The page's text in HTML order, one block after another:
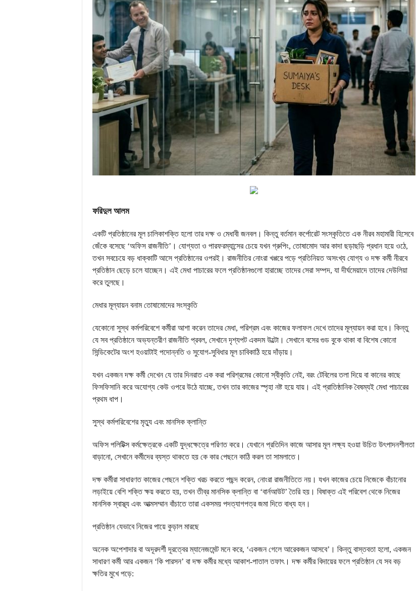
ফরিদুল আলম
একটি প্রতিষ্ঠানের মূল চালিকাশক্তি হলো তার দক্ষ ও মেধাবী জনবল। কিন্তু বর্তমান কর্পোরেট সংস্কৃতিতে এক নীরব মহামারী হিসেবে
জেঁকে বসেছে ‘অফিস রাজনীতি’। যোগ্যতা ও পারফরম্যান্সের চেয়ে যখন গ্রুপিং, তোষামোদ আর কাদা ছড়াছড়ি প্রধান হয়ে ওঠে,
তখন সবচেয়ে বড় ধাক্কাটি আসে প্রতিষ্ঠানের ওপরই। রাজনীতির নোংরা খপ্পরে পড়ে প্রতিনিয়ত অসংখ্য যোগ্য ও দক্ষ কর্মী নীরবে
প্রতিষ্ঠান ছেড়ে চলে যাচ্ছেন। এই মেধা পাচারের ফলে প্রতিষ্ঠানগুলো হারাচ্ছে তাদের সেরা সম্পদ, যা দীর্ঘমেয়াদে তাদের দেউলিয়া
করে তুলছে।
মেধার মূল্যায়ন বনাম তোষামোদের সংস্কৃতি
যেকোনো সুস্থ কর্মপরিবেশে কর্মীরা আশা করেন তাদের মেধা, পরিশ্রম এবং কাজের ফলাফল দেখে তাদের মূল্যায়ন করা হবে। কিন্তু
যে সব প্রতিষ্ঠানে অভ্যন্তরীণ রাজনীতি প্রবল, সেখানে দৃশ্যপট একদম উল্টো। সেখানে বসের গুড বুকে থাকা বা বিশেষ কোনো
সিন্ডিকেটের অংশ হওয়াটাই পদোন্নতি ও সুযোগ-সুবিধার মূল চাবিকাঠি হয়ে দাঁড়ায়।
যখন একজন দক্ষ কর্মী দেখেন যে তার দিনরাত এক করা পরিশ্রমের কোনো স্বীকৃতি নেই, বরং টেবিলের তলা দিয়ে বা কানের কাছে
ফিসফিসানি করে অযোগ্য কেউ ওপরে উঠে যাচ্ছে, তখন তার কাজের স্পৃহা নষ্ট হয়ে যায়। এই প্রাতিষ্ঠানিক বৈষম্যই মেধা পাচারের
প্রথম ধাপ।
সুস্থ কর্মপরিবেশের মৃত্যু এবং মানসিক ক্লান্তি
অফিস পলিটিক্স কর্মক্ষেত্রকে একটি যুদ্ধক্ষেত্রে পরিণত করে। যেখানে প্রতিদিন কাজে আসার মূল লক্ষ্য হওয়া উচিত উৎপাদনশীলতা
বাড়ানো, সেখানে কর্মীদের ব্যস্ত থাকতে হয় কে কার পেছনে কাঠি করল তা সামলাতে।
দক্ষ কর্মীরা সাধারণত কাজের পেছনে শক্তি খরচ করতে পছন্দ করেন, নোংরা রাজনীতিতে নয়। যখন কাজের চেয়ে নিজেকে বাঁচানোর
লড়াইয়ে বেশি শক্তি ক্ষয় করতে হয়, তখন তীব্র মানসিক ক্লান্তি বা ‘বার্নআউট’ তৈরি হয়। বিষাক্ত এই পরিবেশ থেকে নিজের
মানসিক স্বাস্থ্য এবং আত্মসম্মান বাঁচাতে তারা একসময় পদত্যাগপত্র জমা দিতে বাধ্য হন।
প্রতিষ্ঠান যেভাবে নিজের পায়ে কুড়াল মারছে
অনেক অপেশাদার বা অদূরদর্শী দূরত্বের ম্যানেজমেন্ট মনে করে, ‘একজন গেলে আরেকজন আসবে’। কিন্তু বাস্তবতা হলো, একজন
সাধারণ কর্মী আর একজন ‘কি পারসন’ বা দক্ষ কর্মীর মধ্যে আকাশ-পাতাল তফাৎ। দক্ষ কর্মীর বিদায়ের ফলে প্রতিষ্ঠান যে সব বড়
ক্ষতির মুখে পড়ে: